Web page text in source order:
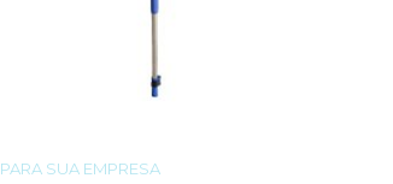
PARA SUA EMPRESA